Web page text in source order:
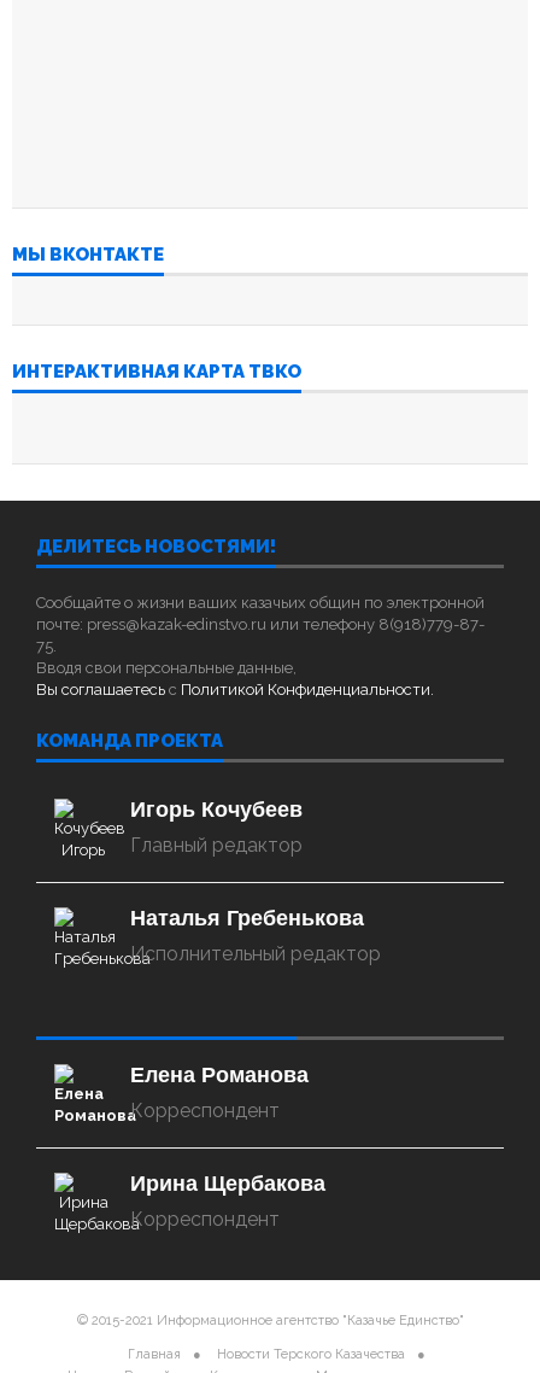
МЫ ВКОНТАКТЕ
ИНТЕРАКТИВНАЯ КАРТА ТВКО
ДЕЛИТЕСЬ НОВОСТЯМИ!
Сообщайте о жизни ваших казачьих общин по электронной
почте: press@kazak-edinstvo.ru или телефону 8(918)779-87-
75.
Вводя свои персональные данные,
Вы соглашаетесь с Политикой Конфиденциальности.
КОМАНДА ПРОЕКТА
Игорь Кочубеев
Главный редактор
Наталья Гребенькова
Исполнительный редактор
Елена Романова
Корреспондент
Ирина Щербакова
Корреспондент
© 2015-2021 Информационное агентство "Казачье Единство"
Главная
Новости Терского Казачества